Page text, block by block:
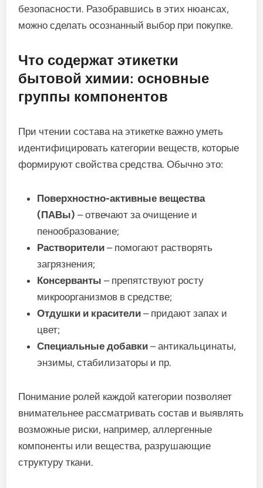
безопасности. Разобравшись в этих нюансах,
можно сделать осознанный выбор при покупке.
Что содержат этикетки
бытовой химии: основные
группы компонентов
При чтении состава на этикетке важно уметь
идентифицировать категории веществ, которые
формируют свойства средства. Обычно это:
Поверхностно-активные вещества
(ПАВы) – отвечают за очищение и
пенообразование;
Растворители – помогают растворять
загрязнения;
Консерванты – препятствуют росту
микроорганизмов в средстве;
Отдушки и красители – придают запах и
цвет;
Специальные добавки – антикальцинаты,
энзимы, стабилизаторы и пр.
Понимание ролей каждой категории позволяет
внимательнее рассматривать состав и выявлять
возможные риски, например, аллергенные
компоненты или вещества, разрушающие
структуру ткани.